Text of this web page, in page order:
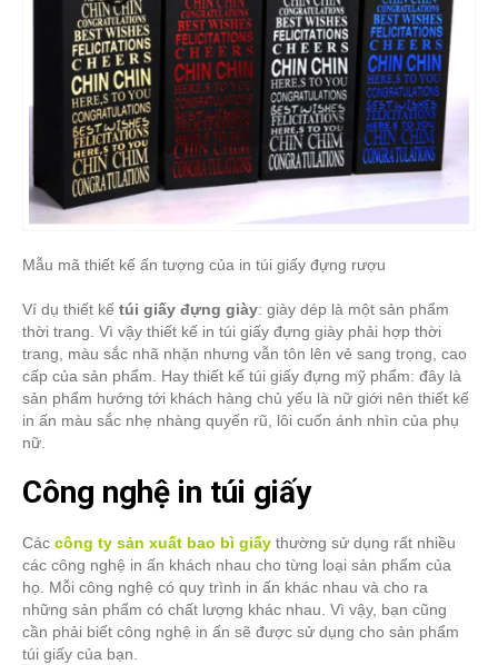
Mẫu mã thiết kế ấn tượng của in túi giấy đựng rượu
Ví dụ thiết kế túi giấy đựng giày: giày dép là một sản phẩm
thời trang. Vì vậy thiết kế in túi giấy đựng giày phải hợp thời
trang, màu sắc nhã nhặn nhưng vẫn tôn lên vẻ sang trọng, cao
cấp của sản phẩm. Hay thiết kế túi giấy đựng mỹ phẩm: đây là
sản phẩm hướng tới khách hàng chủ yếu là nữ giới nên thiết kế
in ấn màu sắc nhẹ nhàng quyến rũ, lôi cuốn ánh nhìn của phụ
nữ.
Công nghệ in túi giấy
Các công ty sản xuất bao bì giấy thường sử dụng rất nhiều
các công nghệ in ấn khách nhau cho từng loại sản phẩm của
họ. Mỗi công nghệ có quy trình in ấn khác nhau và cho ra
những sản phẩm có chất lượng khác nhau. Vì vậy, bạn cũng
cần phải biết công nghệ in ấn sẽ được sử dụng cho sản phẩm
túi giấy của bạn.